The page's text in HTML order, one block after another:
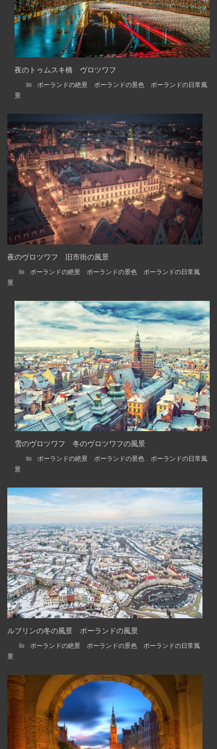
夜のトゥムスキ橋 ヴロツワフ
ポーランドの絶景 ポーランドの景色 ポーランドの日常風
景
夜のヴロツワフ 旧市街の風景
ポーランドの絶景 ポーランドの景色 ポーランドの日常風
景
雪のヴロツワフ 冬のヴロツワフの風景
ポーランドの絶景 ポーランドの景色 ポーランドの日常風
景
ルブリンの冬の風景 ポーランドの風景
ポーランドの絶景 ポーランドの景色 ポーランドの日常風
景